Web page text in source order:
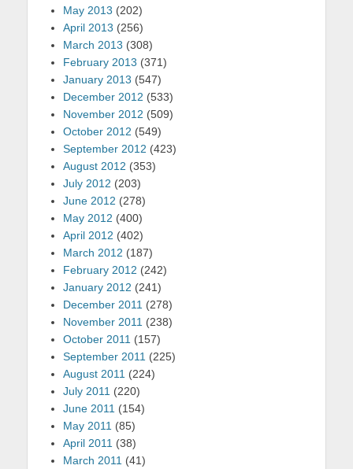
May 2013 (202)
April 2013 (256)
March 2013 (308)
February 2013 (371)
January 2013 (547)
December 2012 (533)
November 2012 (509)
October 2012 (549)
September 2012 (423)
August 2012 (353)
July 2012 (203)
June 2012 (278)
May 2012 (400)
April 2012 (402)
March 2012 (187)
February 2012 (242)
January 2012 (241)
December 2011 (278)
November 2011 (238)
October 2011 (157)
September 2011 (225)
August 2011 (224)
July 2011 (220)
June 2011 (154)
May 2011 (85)
April 2011 (38)
March 2011 (41)